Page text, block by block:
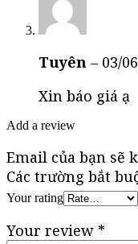
Tuyên – 03/
Xin báo giá ạ
Add a review
Email của bạn sẽ
Các trường bắt
Your rating
Your review *